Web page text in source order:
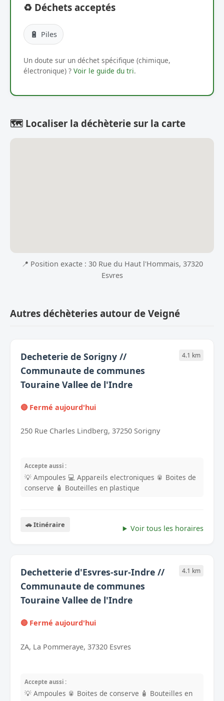
♻️ Déchets acceptés
🔋 Piles
Un doute sur un déchet spécifique (chimique,
électronique) ? Voir le guide du tri.
🗺️ Localiser la déchèterie sur la carte
📍 Position exacte : 30 Rue du Haut l'Hommais, 37320
Esvres
Autres déchèteries autour de Veigné
Decheterie de Sorigny //
Communaute de communes
Touraine Vallee de l'Indre
4.1 km
🔴 Fermé aujourd'hui
250 Rue Charles Lindberg, 37250 Sorigny
Accepte aussi :
💡 Ampoules 💻 Appareils electroniques 🥫 Boites de
conserve 🧴 Bouteilles en plastique
🚗 Itinéraire Voir tous les horaires
Dechetterie d'Esvres-sur-Indre //
Communaute de communes
Touraine Vallee de l'Indre
4.1 km
🔴 Fermé aujourd'hui
ZA, La Pommeraye, 37320 Esvres
Accepte aussi :
💡 Ampoules 🥫 Boites de conserve 🧴 Bouteilles en